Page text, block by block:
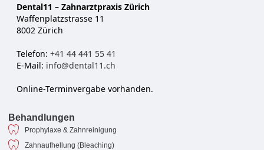
Dental11 – Zahnarztpraxis Zürich
Waffenplatzstrasse 11
8002 Zürich
Telefon: +41 44 441 55 41
E-Mail: info@dental11.ch
Online-Terminvergabe vorhanden.
Behandlungen
Prophylaxe & Zahnreinigung
Zahnaufhellung (Bleaching)